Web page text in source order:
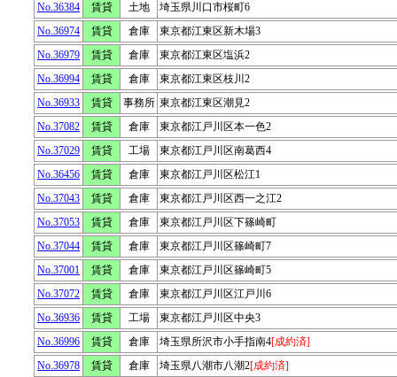
No.36384 賃貸 土地
埼玉県川口市桜町6
No.36974
賃貸 倉庫
東京都江東区新木場3
No.36979
賃貸 倉庫
東京都江東区塩浜2
No.36994
賃貸 倉庫
東京都江東区枝川2
No.36933
賃貸 事務所 東京都江東区潮見2
No.37082
賃貸 倉庫
東京都江戸川区本一色2
No.37029
賃貸 工場
東京都江戸川区南葛西4
No.36456
賃貸 倉庫
東京都江戸川区松江1
No.37043
賃貸 倉庫
東京都江戸川区西一之江2
No.37053
賃貸 倉庫
東京都江戸川区下篠崎町
No.37044
賃貸 倉庫
東京都江戸川区篠崎町7
No.37001
賃貸 倉庫
東京都江戸川区篠崎町5
No.37072
賃貸 倉庫
東京都江戸川区江戸川6
No.36936
賃貸 工場
東京都江戸川区中央3
No.36996
賃貸 倉庫 埼玉県所沢市小手指南4[成約済]
No.36978
賃貸 倉庫 埼玉県八潮市八潮2[成約済]